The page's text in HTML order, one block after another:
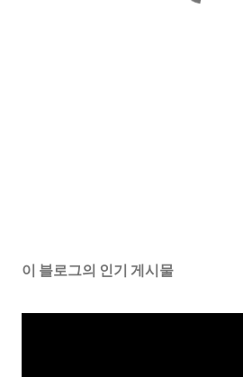
이 블로그의 인기 게시물